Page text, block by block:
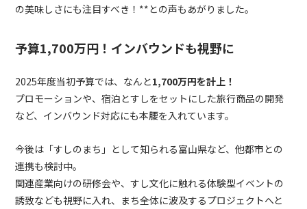
の美味しさにも注目すべき！**との声もあがりました。
予算1,700万円！インバウンドも視野に
2025年度当初予算では、なんと1,700万円を計上！
プロモーションや、宿泊とすしをセットにした旅行商品の開発
など、インバウンド対応にも本腰を入れています。
今後は「すしのまち」として知られる富山県など、他都市との
連携も検討中。
関連産業向けの研修会や、すし文化に触れる体験型イベントの
誘致なども視野に入れ、まち全体に波及するプロジェクトへと